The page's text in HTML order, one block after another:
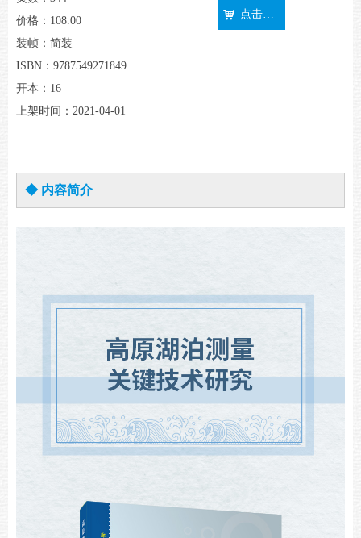
价格：108.00
装帧：简装
ISBN：9787549271849
开本：16
上架时间：2021-04-01
낙 点击购买
◆ 内容简介